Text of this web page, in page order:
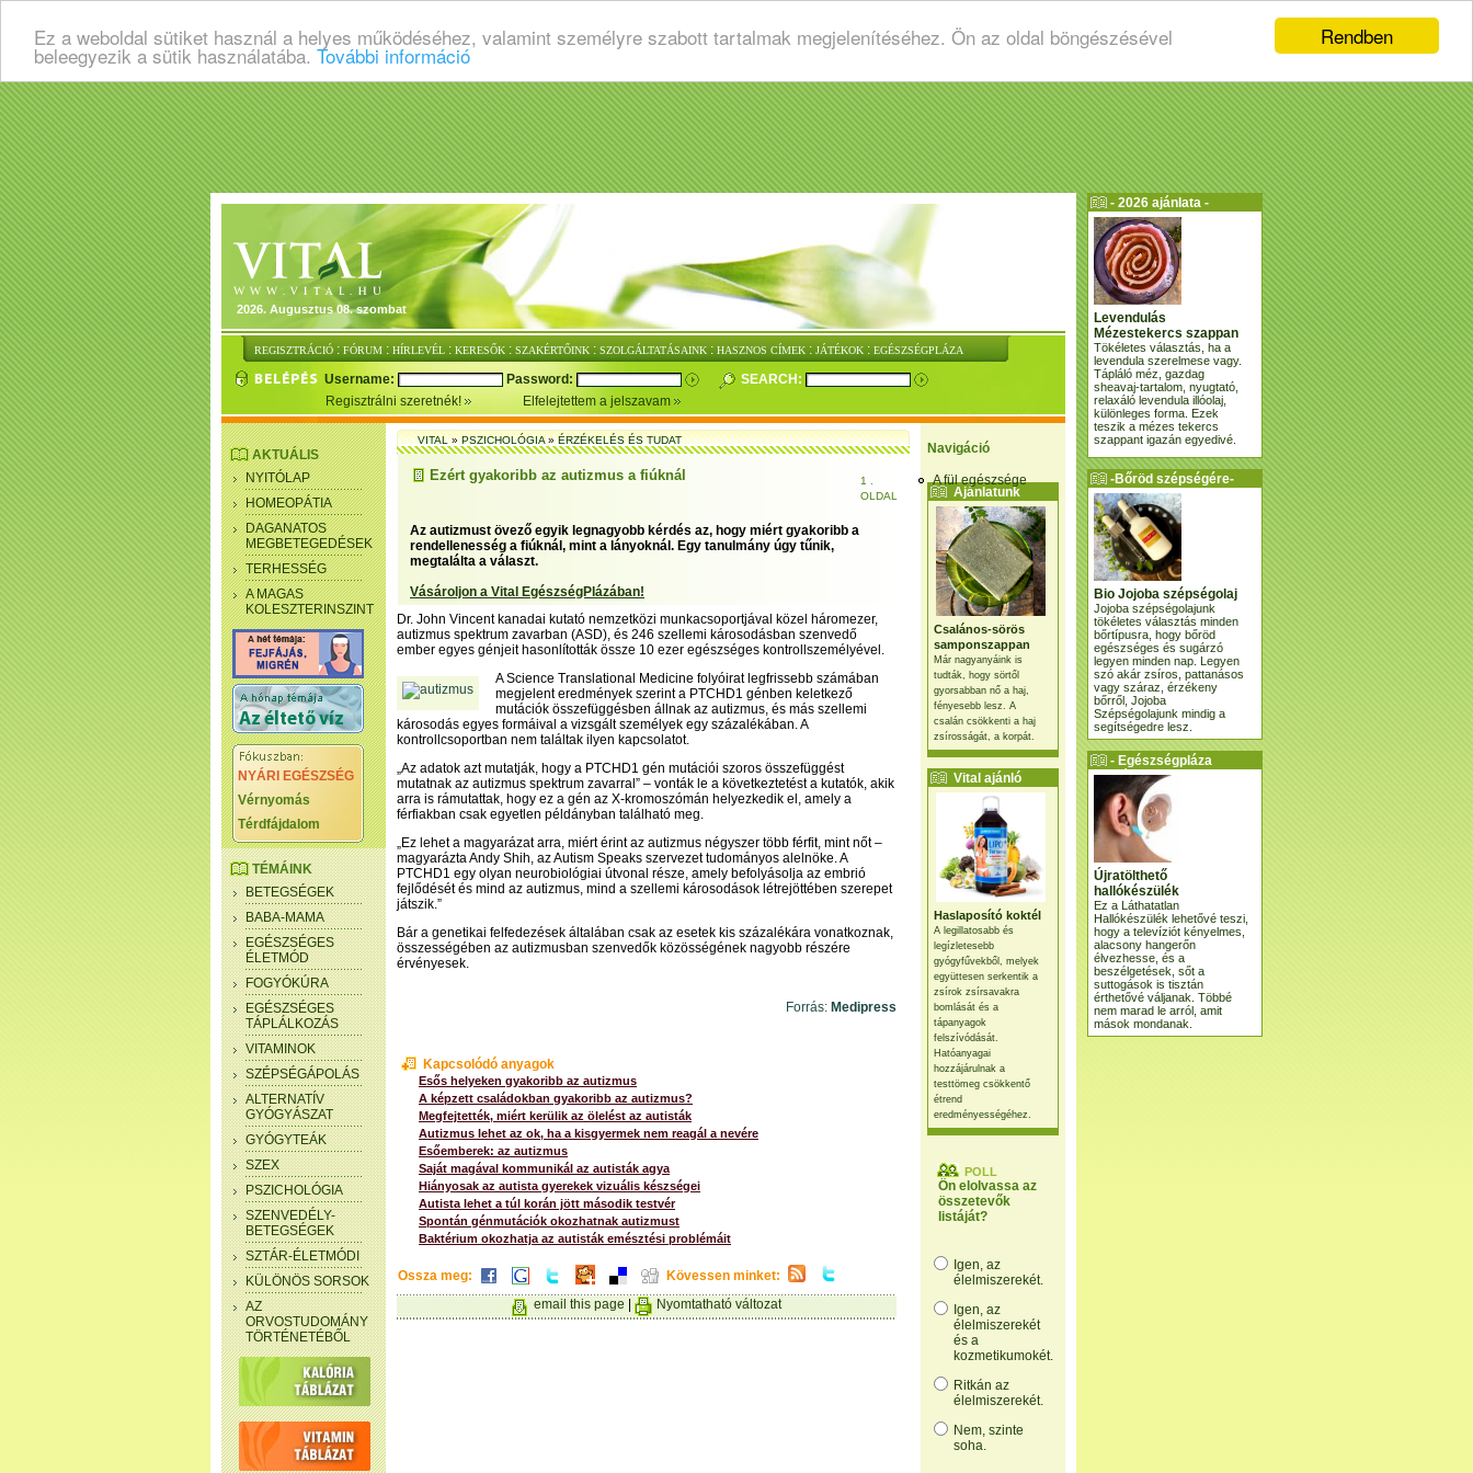
Rendben
Ez a weboldal sütiket használ a helyes működéséhez, valamint személyre szabott tartalmak megjelenítéséhez. Ön az oldal böngészésével
beleegyezik a sütik használatába. További információ
2026. Augusztus 08. szombat
REGISZTRÁCIÓ : FÓRUM : HÍRLEVÉL : KERESŐK : SZAKÉRTŐINK : SZOLGÁLTATÁSAINK : HASZNOS CÍMEK : JÁTÉKOK : EGÉSZSÉGPLÁZA
Username: Password:
SEARCH:
Regisztrálni szeretnék!
Elfelejtettem a jelszavam
Navigáció
A fül egészsége
Ajánlatunk
Csalános-sörös
samponszappan
Már nagyanyáink is
tudták, hogy sörtől
gyorsabban nő a haj,
fényesebb lesz. A
csalán csökkenti a haj
zsírosságát, a korpát.
Vital ajánló
Haslaposító koktél
A legillatosabb és
legízletesebb
gyógyfűvekből, melyek
együttesen serkentik a
zsírok zsírsavakra
bomlását és a
tápanyagok
felszívódását.
Hatóanyagai
hozzájárulnak a
testtömeg csökkentő
étrend
eredményességéhez.
POLL
Ön elolvassa az
összetevők
listáját?
Igen, az
élelmiszerekét.
Igen, az
élelmiszerekét
és a
kozmetikumokét.
Ritkán az
élelmiszerekét.
Nem, szinte
soha.
AKTUÁLIS
NYITÓLAP
HOMEOPÁTIA
DAGANATOS
MEGBETEGEDÉSEK
TERHESSÉG
A MAGAS
KOLESZTERINSZINT
NYÁRI EGÉSZSÉG
Vérnyomás
Térdfájdalom
TÉMÁINK
BETEGSÉGEK
BABA-MAMA
EGÉSZSÉGES
ÉLETMÓD
FOGYÓKÚRA
EGÉSZSÉGES
TÁPLÁLKOZÁS
VITAMINOK
SZÉPSÉGÁPOLÁS
ALTERNATÍV
GYÓGYÁSZAT
GYÓGYTEÁK
SZEX
PSZICHOLÓGIA
SZENVEDÉLY-
BETEGSÉGEK
SZTÁR-ÉLETMÓDI
KÜLÖNÖS SORSOK
AZ
ORVOSTUDOMÁNY
TÖRTÉNETÉBŐL
VITAL»PSZICHOLÓGIA»ÉRZÉKELÉS ÉS TUDAT
Ezért gyakoribb az autizmus a fiúknál
1 .
OLDAL
Az autizmust övező egyik legnagyobb kérdés az, hogy miért gyakoribb a
rendellenesség a fiúknál, mint a lányoknál. Egy tanulmány úgy tűnik,
megtalálta a választ.
Vásároljon a Vital EgészségPlázában!
Dr. John Vincent kanadai kutató nemzetközi munkacsoportjával közel háromezer,
autizmus spektrum zavarban (ASD), és 246 szellemi károsodásban szenvedő
ember egyes génjeit hasonlították össze 10 ezer egészséges kontrollszemélyével.
A Science Translational Medicine folyóirat legfrissebb számában
megjelent eredmények szerint a PTCHD1 génben keletkező
mutációk összefüggésben állnak az autizmus, és más szellemi
károsodás egyes formáival a vizsgált személyek egy százalékában. A
kontrollcsoportban nem találtak ilyen kapcsolatot.
„Az adatok azt mutatják, hogy a PTCHD1 gén mutációi szoros összefüggést
mutatnak az autizmus spektrum zavarral” – vonták le a következtetést a kutatók, akik
arra is rámutattak, hogy ez a gén az X-kromoszómán helyezkedik el, amely a
férfiakban csak egyetlen példányban található meg.
„Ez lehet a magyarázat arra, miért érint az autizmus négyszer több férfit, mint nőt –
magyarázta Andy Shih, az Autism Speaks szervezet tudományos alelnöke. A
PTCHD1 egy olyan neurobiológiai útvonal része, amely befolyásolja az embrió
fejlődését és mind az autizmus, mind a szellemi károsodások létrejöttében szerepet
játszik.”
Bár a genetikai felfedezések általában csak az esetek kis százalékára vonatkoznak,
összességében az autizmusban szenvedők közösségének nagyobb részére
érvényesek.
Forrás: Medipress
Kapcsolódó anyagok
Esős helyeken gyakoribb az autizmus
A képzett családokban gyakoribb az autizmus?
Megfejtették, miért kerülik az ölelést az autisták
Autizmus lehet az ok, ha a kisgyermek nem reagál a nevére
Esőemberek: az autizmus
Saját magával kommunikál az autisták agya
Hiányosak az autista gyerekek vizuális készségei
Autista lehet a túl korán jött második testvér
Spontán génmutációk okozhatnak autizmust
Baktérium okozhatja az autisták emésztési problémáit
Ossza meg:
Kövessen minket:
email this page
Nyomtatható változat
- 2026 ajánlata -
Levendulás
Mézestekercs szappan
Tökéletes választás, ha a
levendula szerelmese vagy.
Tápláló méz, gazdag
sheavaj-tartalom, nyugtató,
relaxáló levendula illóolaj,
különleges forma. Ezek
teszik a mézes tekercs
szappant igazán egyedivé.
-Bőröd szépségére-
Bio Jojoba szépségolaj
Jojoba szépségolajunk
tökéletes választás minden
bőrtípusra, hogy bőröd
egészséges és sugárzó
legyen minden nap. Legyen
szó akár zsíros, pattanásos
vagy száraz, érzékeny
bőrről, Jojoba
Szépségolajunk mindig a
segítségedre lesz.
- Egészségpláza
ajánlatunk -
Újratölthető
hallókészülék
Ez a Láthatatlan
Hallókészülék lehetővé teszi,
hogy a televíziót kényelmes,
alacsony hangerőn
élvezhesse, és a
beszélgetések, sőt a
suttogások is tisztán
érthetővé váljanak. Többé
nem marad le arról, amit
mások mondanak.